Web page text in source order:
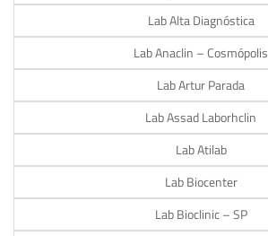
Lab Alta Diagnóstica
Lab Anaclin – Cosmópolis
Lab Artur Parada
Lab Assad Laborhclin
Lab Atilab
Lab Biocenter
Lab Bioclinic – SP